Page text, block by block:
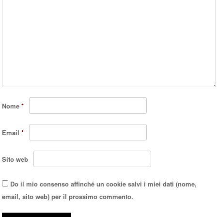
Nome*
Email*
Sito web
Do il mio consenso affinché un cookie salvi i miei dati (nome,
email, sito web) per il prossimo commento.